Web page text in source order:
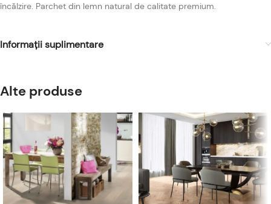
încălzire. Parchet din lemn natural de calitate premium.
Informații suplimentare
Alte produse